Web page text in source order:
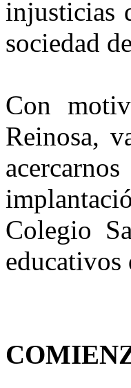
injusticias
sociedad
Con
Reinosa,
Colegio